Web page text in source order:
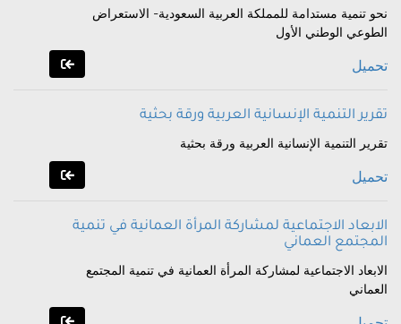
نحو تنمية مستدامة للمملكة العربية السعودية- الاستعراض
الطوعي الوطني الأول
تحميل
تقرير التنمية الإنسانية العربية ورقة بحثية
تقرير التنمية الإنسانية العربية ورقة بحثية
تحميل
الابعاد الاجتماعية لمشاركة المرأة العمانية في تنمية
المجتمع العماني
الابعاد الاجتماعية لمشاركة المرأة العمانية في تنمية المجتمع
العماني